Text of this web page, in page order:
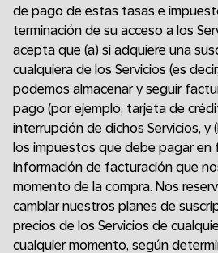
de pago de estas tasas e
terminación de su acceso a los
acepta que (a) si adquiere una
cualquiera de los Servicios (es
podemos almacenar y seguir
pago (por ejemplo, tarjeta de
interrupción de dichos Servicios, y
los impuestos que debe pagar en
información de facturación que
momento de la compra. Nos
cambiar nuestros planes de
precios de los Servicios de
cualquier momento, según